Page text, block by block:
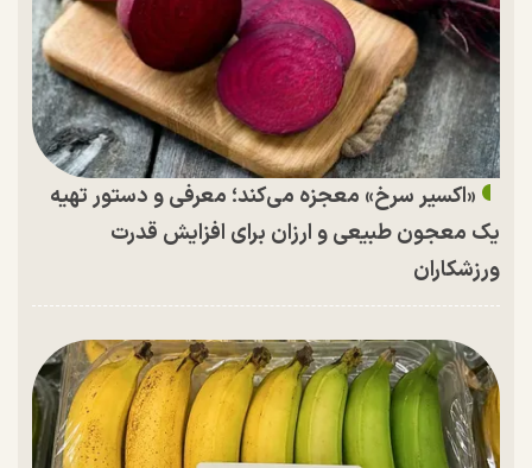
«اکسیر سرخ» معجزه می‌کند؛ معرفی و دستور تهیه
یک معجون طبیعی و ارزان برای افزایش قدرت
ورزشکاران